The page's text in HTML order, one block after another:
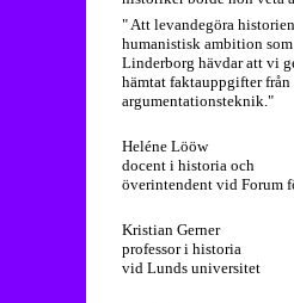
" Att levandegöra
humanistisk ambition
Linderborg hävdar att vi
hämtat faktauppgifter
argumentationsteknik."
Heléne Lööw
docent i historia och
överintendent vid Forum
Kristian Gerner
professor i historia
vid Lunds universitet